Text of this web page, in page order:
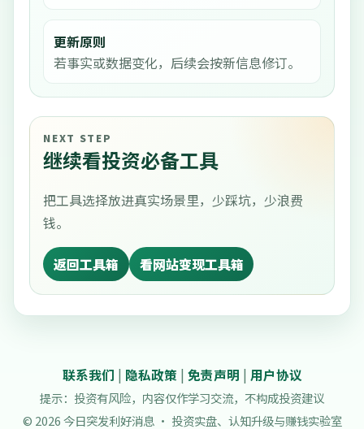
更新原则
若事实或数据变化，后续会按新信息修订。
NEXT STEP
继续看投资必备工具
把工具选择放进真实场景里，少踩坑，少浪费
钱。
返回工具箱 看网站变现工具箱
联系我们 | 隐私政策 | 免责声明 | 用户协议
提示：投资有风险，内容仅作学习交流，不构成投资建议
© 2026 今日突发利好消息 · 投资实盘、认知升级与赚钱实验室